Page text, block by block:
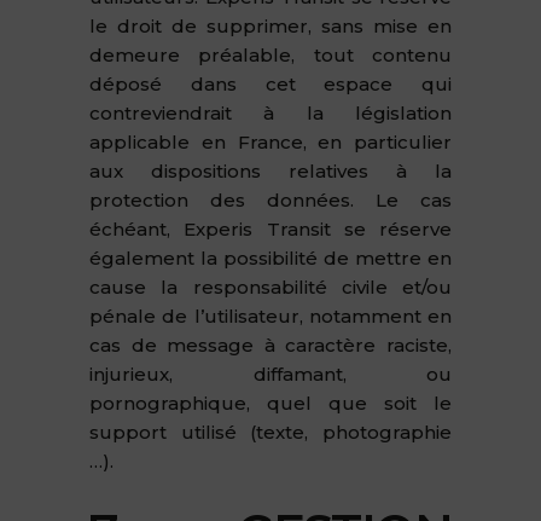
le droit de supprimer, sans mise en
demeure préalable, tout contenu
déposé dans cet espace qui
contreviendrait à la législation
applicable en France, en particulier
aux dispositions relatives à la
protection des données. Le cas
échéant, Experis Transit se réserve
également la possibilité de mettre en
cause la responsabilité civile et/ou
pénale de l’utilisateur, notamment en
cas de message à caractère raciste,
injurieux, diffamant, ou
pornographique, quel que soit le
support utilisé (texte, photographie
…).